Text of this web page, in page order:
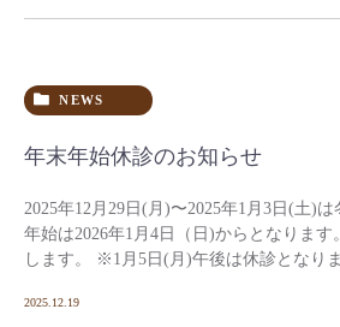
NEWS
年末年始休診のお知らせ
2025年12月29日(月)〜2025年1月3日(土)は
年始は2026年1月4日（日)からとなります
します。 ※1月5日(月)午後は休診となりま
2025.12.19